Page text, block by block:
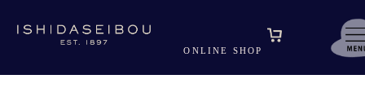
ONLINE SHOP